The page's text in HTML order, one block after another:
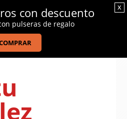
con descuento
pulseras de regalo
x